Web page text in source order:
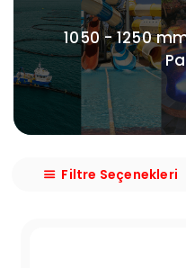
1050 - 1250
Filtre Seçenekleri